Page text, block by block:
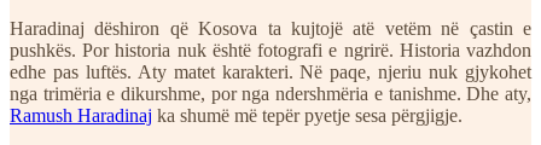
Haradinaj dëshiron që Kosova ta kujtojë atë vetëm në çastin e
pushkës. Por historia nuk është fotografi e ngrirë. Historia vazhdon
edhe pas luftës. Aty matet karakteri. Në paqe, njeriu nuk gjykohet
nga trimëria e dikurshme, por nga ndershmëria e tanishme. Dhe aty,
Ramush Haradinaj ka shumë më tepër pyetje sesa përgjigje.